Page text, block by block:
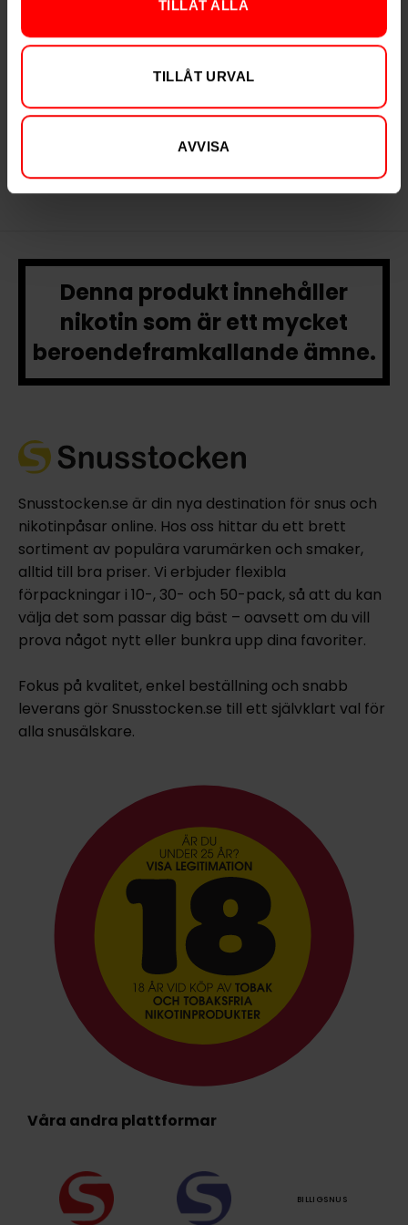
TILLÅT ALLA
TILLÅT URVAL
AVVISA
Knox Xtra Stark
299,90 kr
Lundgrens Original
359,90 kr
Denna produkt innehåller
nikotin som är ett mycket
beroendeframkallande ämne.
Snusstocken.se är din nya destination för snus och
nikotinpåsar online. Hos oss hittar du ett brett
sortiment av populära varumärken och smaker,
alltid till bra priser. Vi erbjuder flexibla
förpackningar i 10-, 30- och 50-pack, så att du kan
välja det som passar dig bäst – oavsett om du vill
prova något nytt eller bunkra upp dina favoriter.
Fokus på kvalitet, enkel beställning och snabb
leverans gör Snusstocken.se till ett självklart val för
alla snusälskare.
Våra andra plattformar
BILLIGSNUS